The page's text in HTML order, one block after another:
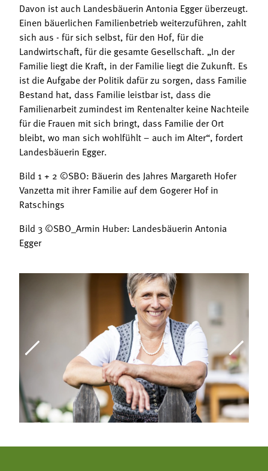
Davon ist auch Landesbäuerin Antonia Egger überzeugt.
Einen bäuerlichen Familienbetrieb weiterzuführen, zahlt
sich aus - für sich selbst, für den Hof, für die
Landwirtschaft, für die gesamte Gesellschaft. „In der
Familie liegt die Kraft, in der Familie liegt die Zukunft. Es
ist die Aufgabe der Politik dafür zu sorgen, dass Familie
Bestand hat, dass Familie leistbar ist, dass die
Familienarbeit zumindest im Rentenalter keine Nachteile
für die Frauen mit sich bringt, dass Familie der Ort
bleibt, wo man sich wohlfühlt – auch im Alter“, fordert
Landesbäuerin Egger.
Bild 1 + 2 ©SBO: Bäuerin des Jahres Margareth Hofer
Vanzetta mit ihrer Familie auf dem Gogerer Hof in
Ratschings
Bild 3 ©SBO_Armin Huber: Landesbäuerin Antonia
Egger